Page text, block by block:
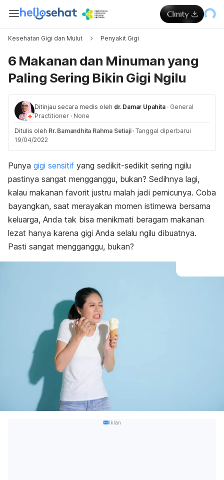
Kesehatan Gigi dan Mulut Penyakit Gigi
6 Makanan dan Minuman yang
Paling Sering Bikin Gigi Ngilu
Ditinjau secara medis oleh dr. Damar Upahita · General
Practitioner · None
Ditulis oleh Rr. Bamandhita Rahma Setiaji · Tanggal diperbarui
19/04/2022
Punya gigi sensitif yang sedikit-sedikit sering ngilu
pastinya sangat mengganggu, bukan? Sedihnya lagi,
kalau makanan favorit justru malah jadi pemicunya. Coba
bayangkan, saat merayakan momen istimewa bersama
keluarga, Anda tak bisa menikmati beragam makanan
lezat hanya karena gigi Anda selalu ngilu dibuatnya.
Pasti sangat mengganggu, bukan?
Iklan